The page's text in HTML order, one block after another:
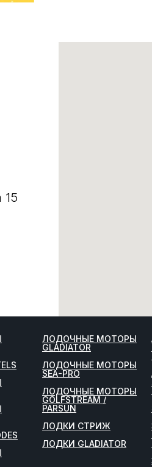
15
ЛОДОЧНЫЕ МОТОРЫ
GLADIATOR
ЛОДОЧНЫЕ МОТОРЫ
SEA-PRO
ЛОДОЧНЫЕ МОТОРЫ
GOLFSTREAM /
PARSUN
ЛОДКИ СТРИЖ
ЛОДКИ GLADIATOR